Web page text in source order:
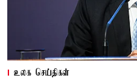
உலக செய்திகள்